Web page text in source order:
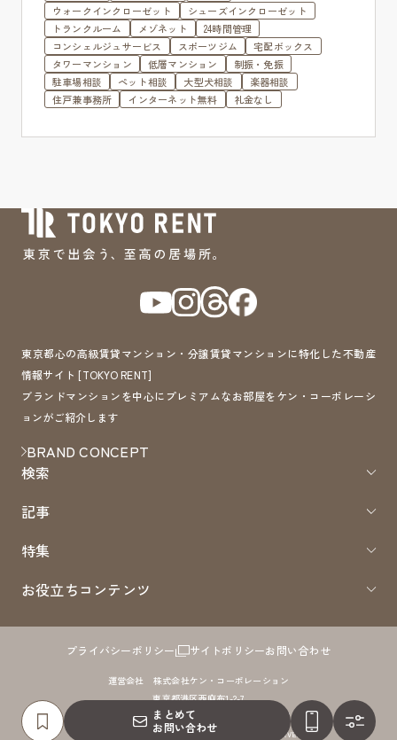
ウォークインクローゼット
シューズインクローゼット
トランクルーム
メゾネット
24時間管理
コンシェルジュサービス
スポーツジム
宅配ボックス
タワーマンション
低層マンション
制振・免振
駐車場相談
ペット相談 大型犬相談
楽器相談
住戸兼事務所
インターネット無料 礼金なし
まとめて
お問い合わせ
東京都心の高級賃貸マンション・分譲賃貸マンションに特化した不動産
情報サイト [TOKYO RENT]
ブランドマンションを中心にプレミアムなお部屋をケン・コーポレーシ
ョンがご紹介します
BRAND CONCEPT
検索
記事
特集
お役立ちコンテンツ
プライバシーポリシー サイトポリシーお問い合わせ
運営会社 株式会社ケン・コーポレーション
東京都港区西麻布1-2-7
免許番号：国土交通大臣（8）第4372号 取引形態：仲介
COPYRIGHTS 2005 - TokyoRent.JP ALL RIGHTS RESERVED.